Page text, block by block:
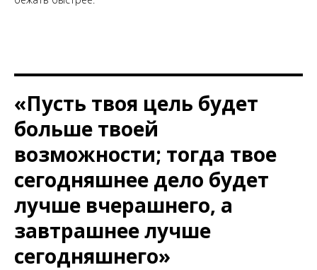
«Пусть твоя цель будет
больше твоей
возможности; тогда твое
сегодняшнее дело будет
лучше вчерашнего, а
завтрашнее лучше
сегодняшнего»